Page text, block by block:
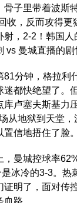
子里带着波斯
收，反而攻得
，2-2！韩国人
vs 曼城直播的剧
81分钟，格拉利
都快绝望了。
卢塞夫斯基力
从地狱到天堂，
信地捂住了脸。
，曼城控球率
冰冷的3-3。热
证明了，面对传
路。